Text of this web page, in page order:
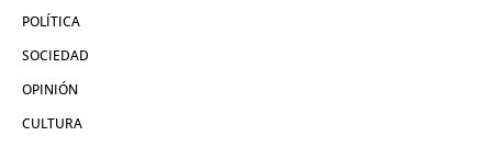
POLÍTICA
SOCIEDAD
OPINIÓN
CULTURA